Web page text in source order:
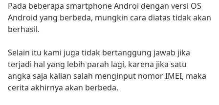
Pada beberapa smartphone Androi dengan versi OS
Android yang berbeda, mungkin cara diatas tidak akan
berhasil.
Selain itu kami juga tidak bertanggung jawab jika
terjadi hal yang lebih parah lagi, karena jika satu
angka saja kalian salah menginput nomor IMEI, maka
cerita akhirnya akan berbeda.